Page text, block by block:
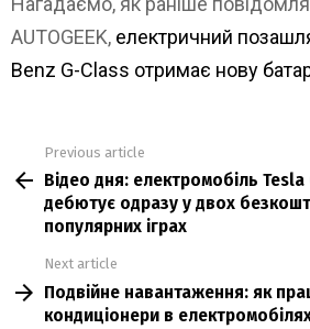
AUTOGEEK, електричний
Benz G-Class отримає нову
more
Previous article
Відео дня: електромобіль
дебютує одразу у двох
популярних іграх
Next article
Подвійне навантаження: як
кондиціонери в